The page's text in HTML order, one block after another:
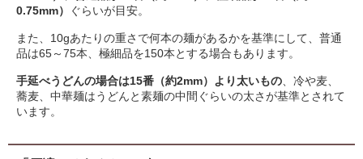
0.75mm）
ぐらいが目安。
また、10gあたりの重さで何本の麺があるかを基準にして、普通
品は65～75本、極細品を150本とする場合もあります。
手延べうどんの場合は15番（約2mm）より太いもの、冷や麦、
蕎麦、中華麺はうどんと素麺の中間ぐらいの太さが基準とされて
います。